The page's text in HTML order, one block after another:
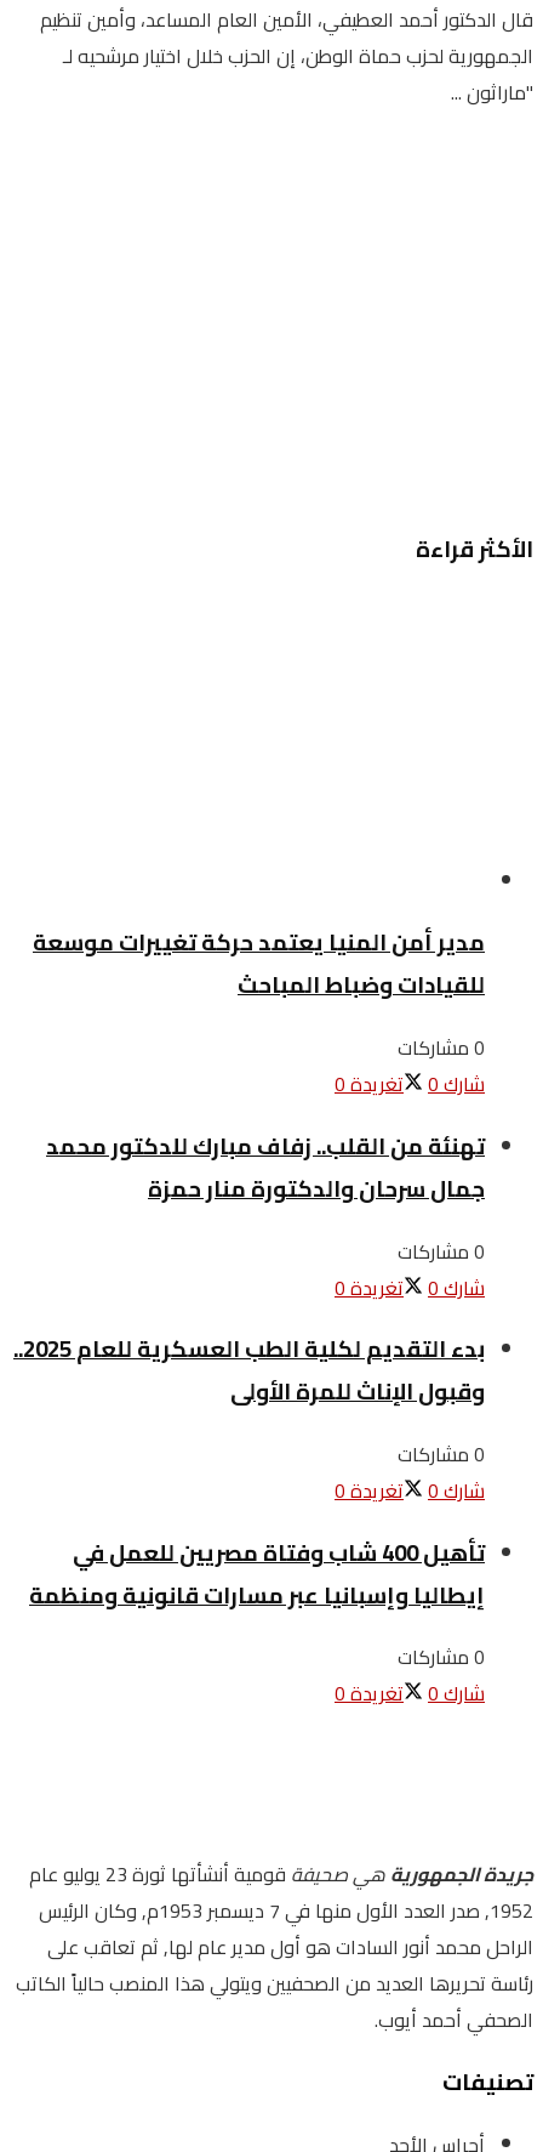
قال الدكتور أحمد العطيفي، الأمين العام المساعد، وأمين تنظيم
الجمهورية لحزب حماة الوطن، إن الحزب خلال اختيار مرشحيه لـ
"ماراثون ...
الأكثر قراءة
مدير أمن المنيا يعتمد حركة تغييرات موسعة
للقيادات وضباط المباحث
0 مشاركات
شارك0 تغريدة0
تهنئة من القلب.. زفاف مبارك للدكتور محمد
جمال سرحان والدكتورة منار حمزة
0 مشاركات
شارك0 تغريدة0
بدء التقديم لكلية الطب العسكرية للعام 2025..
وقبول الإناث للمرة الأولى
0 مشاركات
شارك0 تغريدة0
تأهيل 400 شاب وفتاة مصريين للعمل في
إيطاليا وإسبانيا عبر مسارات قانونية ومنظمة
0 مشاركات
شارك0 تغريدة0
جريدة الجمهوريةهي صحيفة
قومية أنشأتها ثورة 23 يوليو عام
1952, صدر العدد الأول منها في 7 ديسمبر 1953م, وكان الرئيس
الراحل محمد أنور السادات هو أول مدير عام لها, ثم تعاقب على
رئاسة تحريرها العديد من الصحفيين ويتولي هذا المنصب حالياً الكاتب
الصحفي أحمد أيوب.
تصنيفات
أجراس الأحد